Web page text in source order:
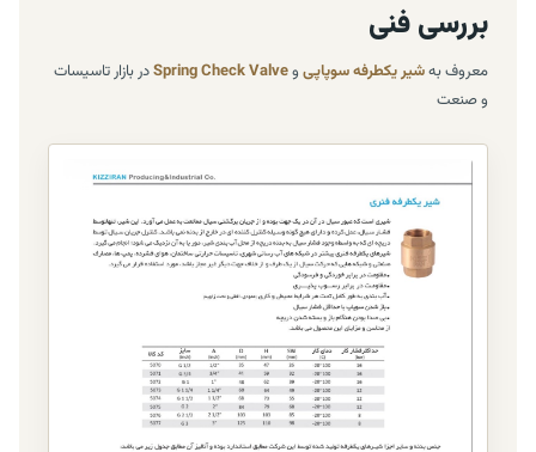
بررسی فنی
معروف بهشیر یکطرفه سوپاپی وSpring Check Valveدر بازار تاسیسات
و صنعت